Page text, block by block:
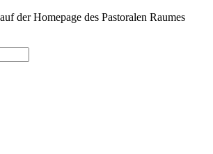
der Homepage des Pastoralen Raumes